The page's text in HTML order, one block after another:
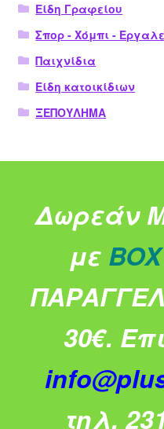
Είδη Γραφείου
Σπορ - Χόμπι -
Παιχνίδια
Είδη κατοικίδιων
ΞΕΠΟΥΛΗΜΑ
Δωρεάν
με
30€.
τηλ.